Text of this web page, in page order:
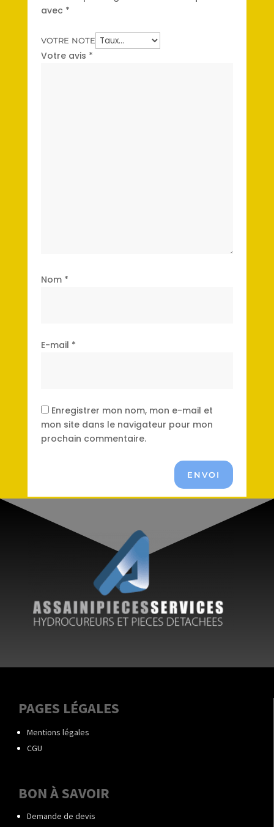
avec *
VOTRE NOTE
Votre avis *
Nom *
E-mail *
Enregistrer mon nom, mon e-mail et
mon site dans le navigateur pour mon
prochain commentaire.
ENVOI
PAGES LÉGALES
Mentions légales
CGU
BON À SAVOIR
Demande de devis